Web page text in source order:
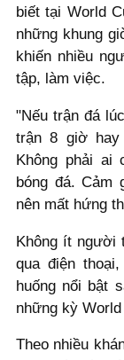
biết tại World
những khung
khiến nhiều
tập, làm việc.
"Nếu trận đá
trận 8 giờ
Không phải ai
bóng đá. Cảm
nên mất hứng
Không ít người
qua điện
huống nổi bật
những kỳ
Theo nhiều